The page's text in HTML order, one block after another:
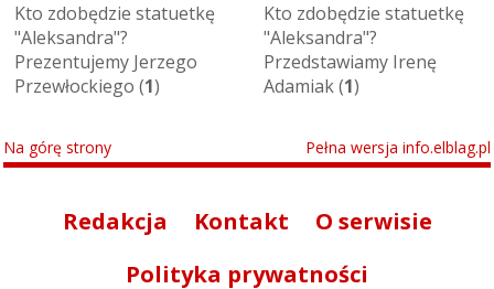
Kto zdobędzie statuetkę
"Aleksandra"?
Prezentujemy Jerzego
Przewłockiego (1)
Kto zdobędzie statuetkę
"Aleksandra"?
Przedstawiamy Irenę
Adamiak (1)
Na górę strony Pełna wersja info.elblag.pl
Redakcja Kontakt
O serwisie
Polityka prywatności